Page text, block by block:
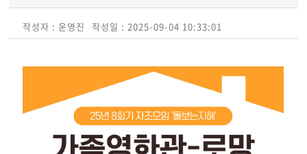
작성자 : 운영진 작성일 : 2025-09-04 10:33:01